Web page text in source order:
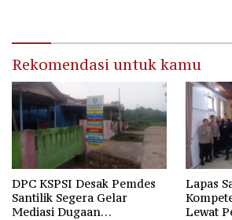
Rekomendasi untuk kamu
DPC KSPSI Desak Pemdes
Santilik Segera Gelar
Mediasi Dugaan
Lapas
Lewat